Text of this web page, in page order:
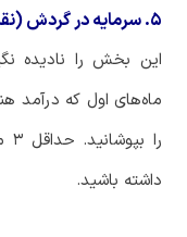
۵. سرمایه در گردش (نقدینگی عملیاتی)
این بخش را نادیده
ماههای اول که درآمد
را بپوشانید. حداقل ۳
داشته باشید.